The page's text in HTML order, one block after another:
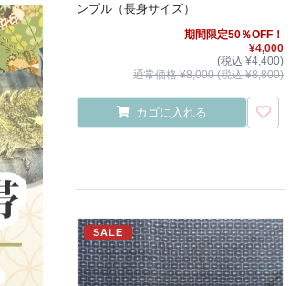
ンブル（長身サイズ）
期間限定50％OFF！
¥4,000
(税込 ¥4,400)
通常価格 ¥8,000 (税込 ¥8,800)
カゴに入れる
SALE